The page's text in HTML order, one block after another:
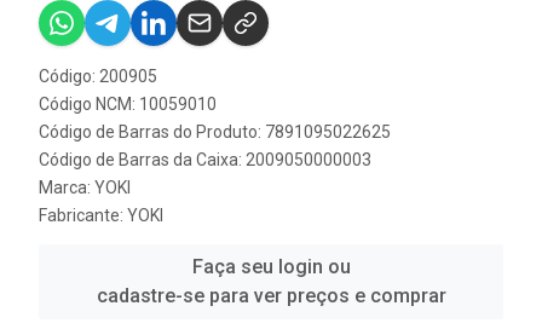
Código: 200905
Código NCM: 10059010
Código de Barras do Produto: 7891095022625
Código de Barras da Caixa: 2009050000003
Marca: YOKI
Fabricante: YOKI
Faça seu login ou
cadastre-se para ver preços e comprar